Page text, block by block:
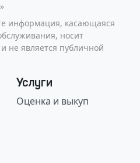
информация, касающаяся
носит
не является публичной
Услуги
Оценка и выкуп